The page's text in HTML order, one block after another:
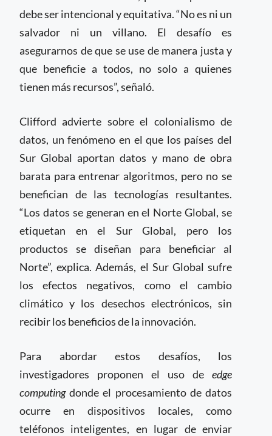
debe ser intencional y equitativa. “No es ni un
salvador ni un villano. El desafío es
asegurarnos de que se use de manera justa y
que beneficie a todos, no solo a quienes
tienen más recursos”, señaló.
Clifford advierte sobre el colonialismo de
datos, un fenómeno en el que los países del
Sur Global aportan datos y mano de obra
barata para entrenar algoritmos, pero no se
benefician de las tecnologías resultantes.
“Los datos se generan en el Norte Global, se
etiquetan en el Sur Global, pero los
productos se diseñan para beneficiar al
Norte”, explica. Además, el Sur Global sufre
los efectos negativos, como el cambio
climático y los desechos electrónicos, sin
recibir los beneficios de la innovación.
Para abordar estos desafíos, los
investigadores proponen el uso de edge
computingdonde el procesamiento de datos
ocurre en dispositivos locales, como
teléfonos inteligentes, en lugar de enviar